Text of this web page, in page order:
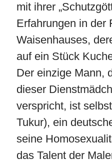
mit ihrer
Erfahrungen in der
Waisenhauses,
auf ein Stück
Der einzige Mann,
dieser
verspricht, ist
Tukur), ein
seine
das Talent der